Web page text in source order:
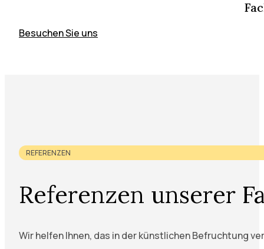
Besuchen Sie uns
REFERENZEN
Referenzen unserer
Wir helfen Ihnen, das in der künstlichen Befruchtung